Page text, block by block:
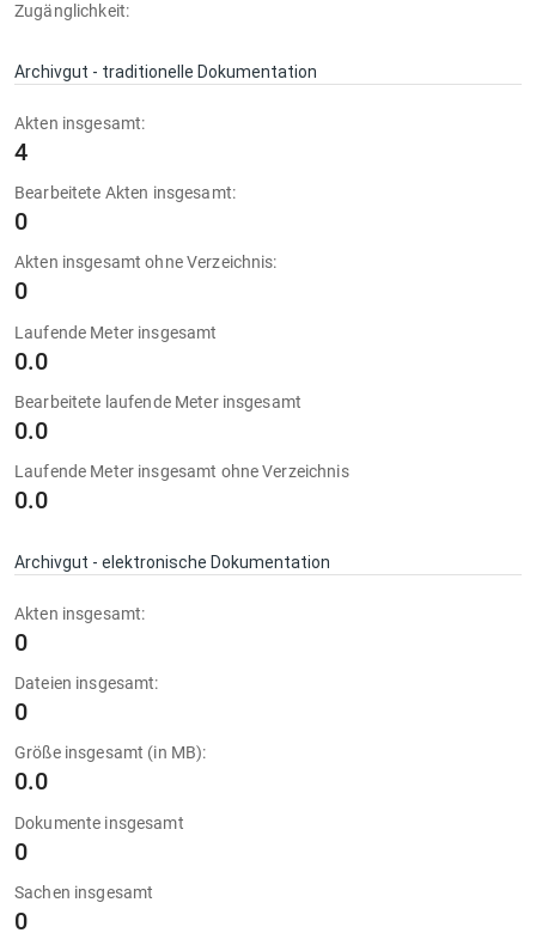
Zugänglichkeit:
Archivgut - traditionelle Dokumentation
Akten insgesamt:
4
Bearbeitete Akten insgesamt:
0
Akten insgesamt ohne Verzeichnis:
0
Laufende Meter insgesamt
0.0
Bearbeitete laufende Meter insgesamt
0.0
Laufende Meter insgesamt ohne Verzeichnis
0.0
Archivgut - elektronische Dokumentation
Akten insgesamt:
0
Dateien insgesamt:
0
Größe insgesamt (in MB):
0.0
Dokumente insgesamt
0
Sachen insgesamt
0